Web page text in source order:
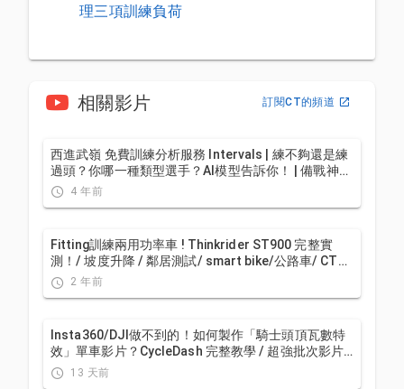
理三項訓練負荷
相關影片 訂閱CT的頻道
西進武嶺 免費訓練分析服務 Intervals | 練不夠還是練
過頭？你哪一種類型選手？AI模型告訴你！ | 備戰神器
4 年前
Fitting訓練兩用功率車 ! Thinkrider ST900 完整實
測！/ 坡度升降 / 鄰居測試/ smart bike/公路車/ CT
Yeh2 年前
Insta360/DJI做不到的！如何製作「騎士頭頂瓦數特
效」單車影片？CycleDash 完整教學 / 超強批次影片
數據疊加軟體
13 天前